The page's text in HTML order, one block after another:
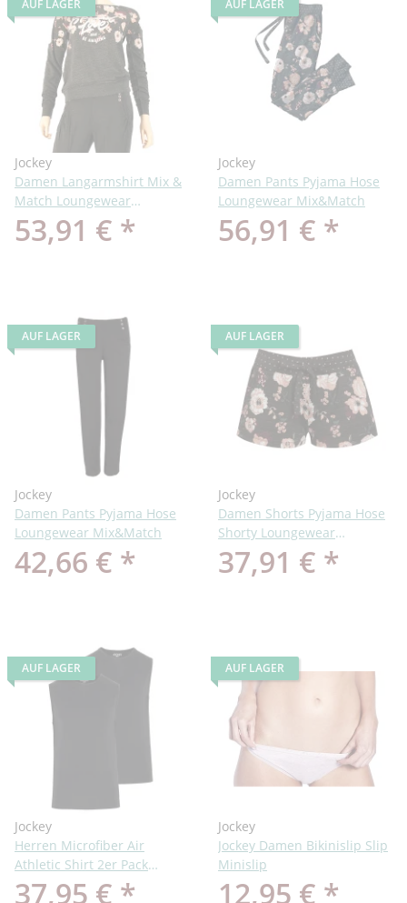
AUF LAGER
Jockey
Damen Langarmshirt Mix &
Match Loungewear
Homewear
53,91 € *
AUF LAGER
Jockey
Damen Pants Pyjama Hose
Loungewear Mix&Match
56,91 € *
AUF LAGER
Jockey
Damen Pants Pyjama Hose
Loungewear Mix&Match
42,66 € *
AUF LAGER
Jockey
Damen Shorts Pyjama Hose
Shorty Loungewear
Mix&Match
37,91 € *
AUF LAGER
Jockey
Herren Microfiber Air
Athletic Shirt 2er Pack
Mikrofaser
37,95 € *
AUF LAGER
Jockey
Jockey Damen Bikinislip Slip
Minislip
12,95 € *